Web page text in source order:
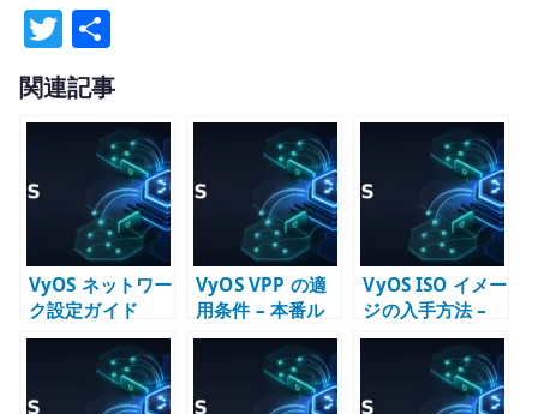
T
w
it
te
有
関連記事
VyOS ネットワー
ク設定ガイド
VyOS VPP の適
用条件 – 本番ル
ーターで
dataplane を分
けて考える
VyOS ISO イメー
ジの入手方法 –
Rolling /
Stream / LTS の